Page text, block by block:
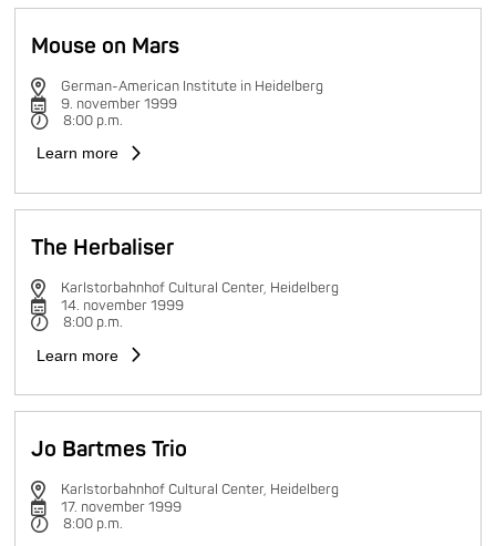
Mouse on Mars
German-American Institute in Heidelberg
9. november 1999
8:00 p.m.
Learn more
The Herbaliser
Karlstorbahnhof Cultural Center, Heidelberg
14. november 1999
8:00 p.m.
Learn more
Jo Bartmes Trio
Karlstorbahnhof Cultural Center, Heidelberg
17. november 1999
8:00 p.m.